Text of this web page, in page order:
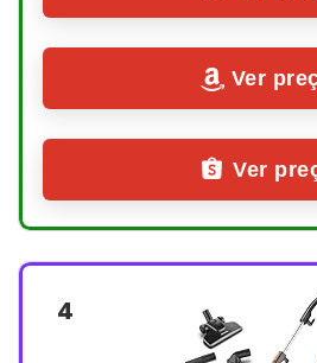
Ver
Ver
4